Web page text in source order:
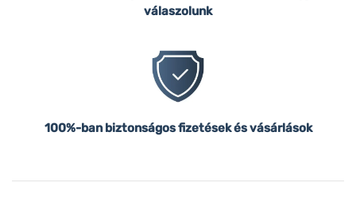
válaszolunk
100%-ban biztonságos fizetések és vásárlások